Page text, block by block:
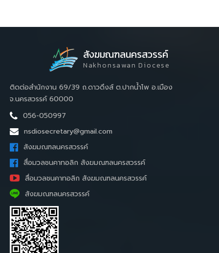
สังฆมณฑลนครสวรรค์
Nakhonsawan Diocese
ติดต่อสำนักงาน 69/39 ถ.ดาวดึงส์ ต.ปากน้ำโพ อ.เมือง
จ.นครสวรรค์ 60000
056-050997
nsdiosecretary@gmail.com
สังฆมณฑลนครสวรรค์
สื่อมวลชนคาทอลิก สังฆมณฑลนครสวรรค์
สื่อมวลชนคาทอลิก สังฆมณฑลนครสวรรค์
สังฆมณฑลนครสวรรค์